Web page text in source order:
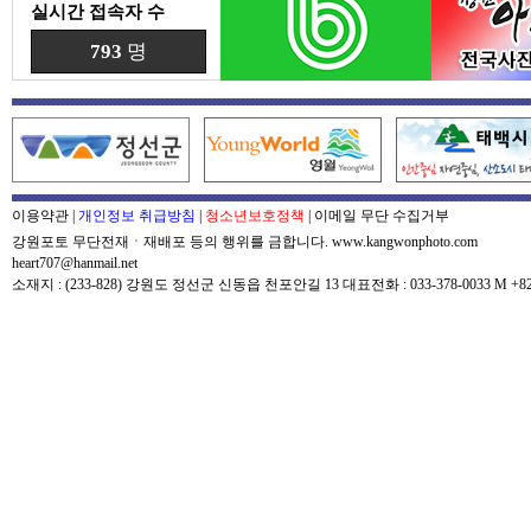
실시간 접속자 수
793 명
이용약관 개인정보 취급방침 청소년보호정책
이메일 무단 수집거부
강원포토 무단전재ㆍ재배포 등의 행위를 금합니다. www.kangwonphoto.com
heart707@hanmail.net
소재지 : (233-828) 강원도 정선군 신동읍 천포안길 13 대표전화 : 033-378-0033 M